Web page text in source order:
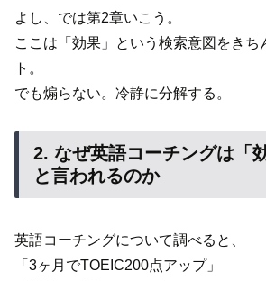
よし、では第2章いこう。
ここは「効果」という検索意図をきち
ト。
でも煽らない。冷静に分解する。
2. なぜ英語コーチングは「
と言われるのか
英語コーチングについて調べると、
「3ヶ月でTOEIC200点アップ」